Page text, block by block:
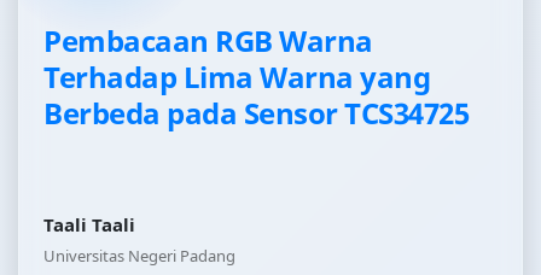
Pembacaan RGB Warna
Terhadap Lima Warna yang
Berbeda pada Sensor TCS34725
Taali Taali
Universitas Negeri Padang